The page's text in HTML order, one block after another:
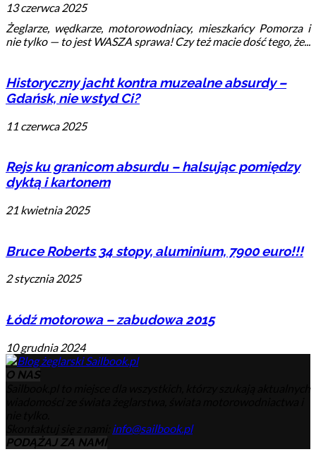
13 czerwca 2025
Żeglarze, wędkarze, motorowodniacy, mieszkańcy Pomorza i
nie tylko — to jest WASZA sprawa! Czy też macie dość tego, że...
Historyczny jacht kontra muzealne absurdy –
Gdańsk, nie wstyd Ci?
11 czerwca 2025
Rejs ku granicom absurdu – halsując pomiędzy
dyktą i kartonem
21 kwietnia 2025
Bruce Roberts 34 stopy, aluminium, 7900 euro!!!
2 stycznia 2025
Łódź motorowa – zabudowa 2015
10 grudnia 2024
O NAS
info@sailbook.pl
PODĄŻAJ ZA NAMI